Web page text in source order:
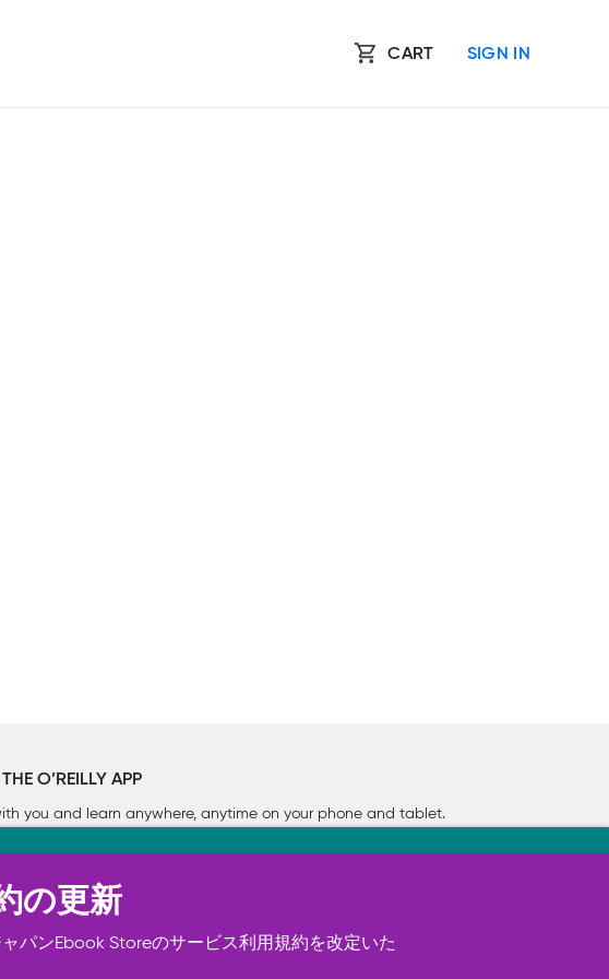
CART SIGN IN
O’REILLY APP
you and learn anywhere, anytime on your phone and tablet.
とします（必須）。 このほか、サイト使用状
得て、その他の Cookie を使用することがありま
の更新
パンEbook Storeのサービス利用規約を改定いた